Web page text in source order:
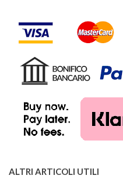
ALTRI ARTICOLI UTILI